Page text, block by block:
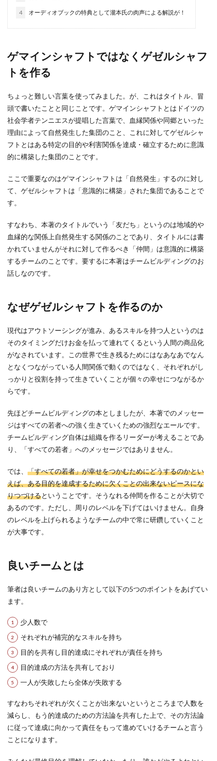
4 オーディオブックの特典として瀧本氏の肉声による解説が！
ゲマインシャフトではなくゲゼルシャフ
トを作る
ちょっと難しい言葉を使ってみました。が、これはタイトル、冒
頭で書いたことと同じことです。ゲマインシャフトとはドイツの
社会学者テンニエスが提唱した言葉で、血縁関係や同郷といった
理由によって自然発生した集団のこと、これに対してゲゼルシャ
フトとはある特定の目的や利害関係を達成・確立するために意識
的に構築した集団のことです。
ここで重要なのはゲマインシャフトは「自然発生」するのに対し
て、ゲゼルシャフトは「意識的に構築」された集団であることで
す。
すなわち、本著のタイトルでいう「友だち」というのは地域的や
血縁的な関係上自然発生する関係のことであり、タイトルには書
かれていませんがそれに対して作るべき「仲間」は意識的に構築
するチームのことです。要するに本著はチームビルディングのお
話しなのです。
なぜゲゼルシャフトを作るのか
現代はアウトソーシングが進み、あるスキルを持つ人というのは
そのタイミングだけお金を払って連れてくるという人間の商品化
がなされています。この世界で生き残るためにはなあなあでなん
となくつながっている人間関係で動くのではなく、それぞれがし
っかりと役割を持って生きていくことが個々の幸せにつながるか
らです。
先ほどチームビルディングの本としましたが、本著でのメッセー
ジはすべての若者への強く生きていくための強烈なエールです。
チームビルディング自体は組織を作るリーダーが考えることであ
り、「すべての若者」へのメッセージではありません。
では、 「すべての若者」が幸せをつかむためにどうするのかとい
えば、ある目的を達成するために欠くことの出来ないピースにな
りつづけるということです。そうなれる仲間を作ることが大切で
あるのです。ただし、周りのレベルを下げてはいけません。自身
のレベルを上げられるようなチームの中で常に研鑽していくこと
が大事です。
良いチームとは
筆者は良いチームのあり方として以下の5つのポイントをあげてい
ます。
少人数で
それぞれが補完的なスキルを持ち
目的を共有し目的達成にそれぞれが責任を持ち
目的達成の方法を共有しており
一人が失敗したら全体が失敗する
すなわちそれぞれが欠くことが出来ないというところまで人数を
減らし、もう的達成のための方法論を共有した上で、その方法論
に従って達成に向かって責任をもって進めていけるチームと言う
ことになります。